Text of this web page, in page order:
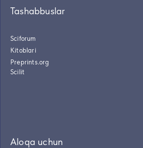
Tashabbuslar
Sciforum
Kitoblari
Preprints.org
Scilit
Aloqa uchun